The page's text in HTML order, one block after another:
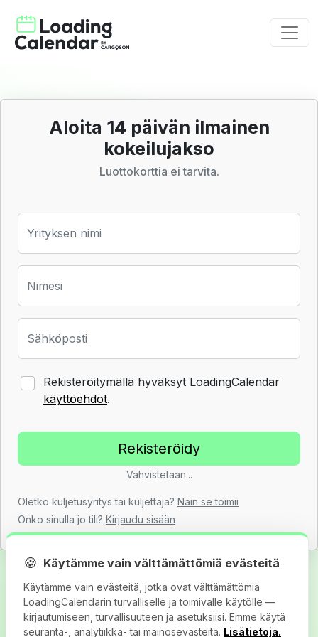
Aloita 14 päivän ilmainen
kokeilujakso
Luottokorttia ei tarvita.
Yrityksen nimi
Nimesi
Sähköposti
Rekisteröitymällä hyväksyt LoadingCalendar
käyttöehdot.
Vahvistetaan...
Oletko kuljetusyritys tai kuljettaja? Näin se toimii
Onko sinulla jo tili? Kirjaudu sisään
🍪 Käytämme vain välttämättömiä evästeitä
Käytämme vain evästeitä, jotka ovat välttämättömiä
LoadingCalendarin turvalliselle ja toimivalle käytölle —
kirjautumiseen, turvallisuuteen ja asetuksiisi. Emme käytä
seuranta-, analytiikka- tai mainosevästeitä. Lisätietoja.